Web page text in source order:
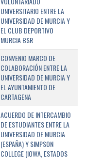
UNIVERSITARIO ENTRE LA
UNIVERSIDAD DE MURCIA Y
EL CLUB DEPORTIVO
MURCIA BSR
CONVENIO MARCO DE
COLABORACIÓN ENTRE LA
UNIVERSIDAD DE MURCIA Y
EL AYUNTAMIENTO DE
CARTAGENA
ACUERDO DE INTERCAMBIO
DE ESTUDIANTES ENTRE LA
UNIVERSIDAD DE MURCIA
(ESPAÑA) Y SIMPSON
COLLEGE (IOWA, ESTADOS